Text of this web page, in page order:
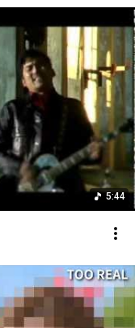
5:44